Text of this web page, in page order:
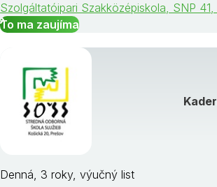
Szolgáltatóipari Szakközépiskola, SNP
To ma zaujíma
Denná, 3 roky, výučný list